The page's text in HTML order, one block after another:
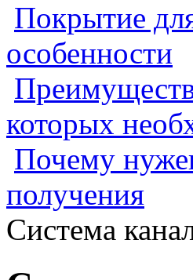
Покрытие
особенности
которых
Почему
получения
Система